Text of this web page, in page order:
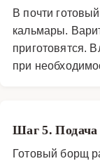
В почти
кальмары.
приготовятся.
при
Шаг 5. Подача
Готовый борщ